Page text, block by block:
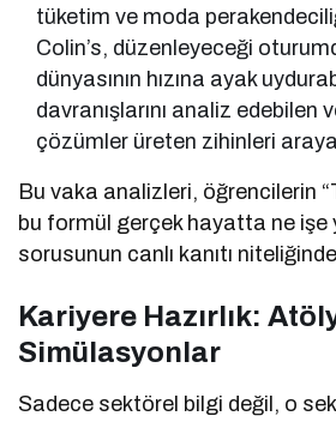
tüketim ve moda
Colin’s, düzenleyeceği
dünyasının hızına ayak
davranışlarını analiz edebilen
çözümler üreten zihinleri
Bu vaka analizleri, öğrencilerin
bu formül gerçek hayatta ne işe
sorusunun canlı kanıtı
Kariyere Hazırlık:
Simülasyonlar
Sadece sektörel bilgi değil, o